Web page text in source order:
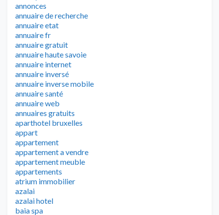
annonces
annuaire de recherche
annuaire etat
annuaire fr
annuaire gratuit
annuaire haute savoie
annuaire internet
annuaire inversé
annuaire inverse mobile
annuaire santé
annuaire web
annuaires gratuits
aparthotel bruxelles
appart
appartement
appartement a vendre
appartement meuble
appartements
atrium immobilier
azalai
azalai hotel
baia spa